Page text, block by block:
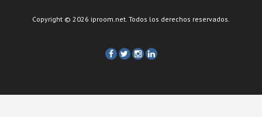
Copyright © 2026 iproom.net. Todos los derechos reservados.